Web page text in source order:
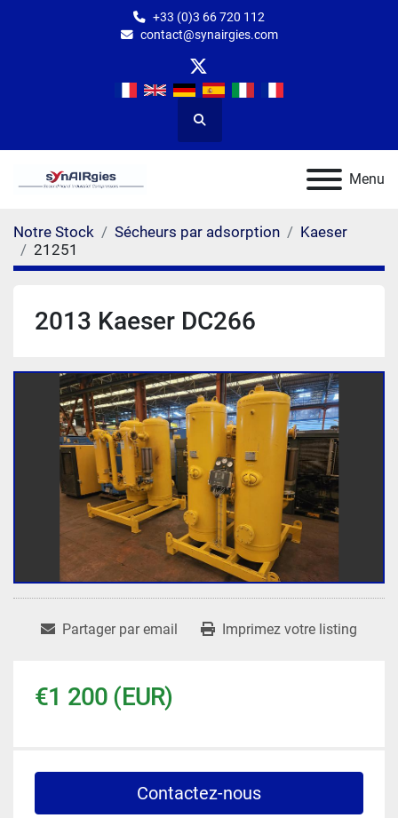
+33 (0)3 66 720 112
contact@synairgies.com
twitter
Rechercher
Menu
Notre Stock Sécheurs par adsorption
Kaeser
21251
2013 Kaeser DC266
Partager par email Imprimez votre listing
€1 200 (EUR)
Contactez-nous